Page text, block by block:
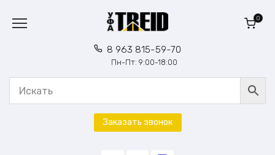
содержанию
8 963 815-59-70
Пн-Пт: 9:00-18:00
0
Заказать звонок